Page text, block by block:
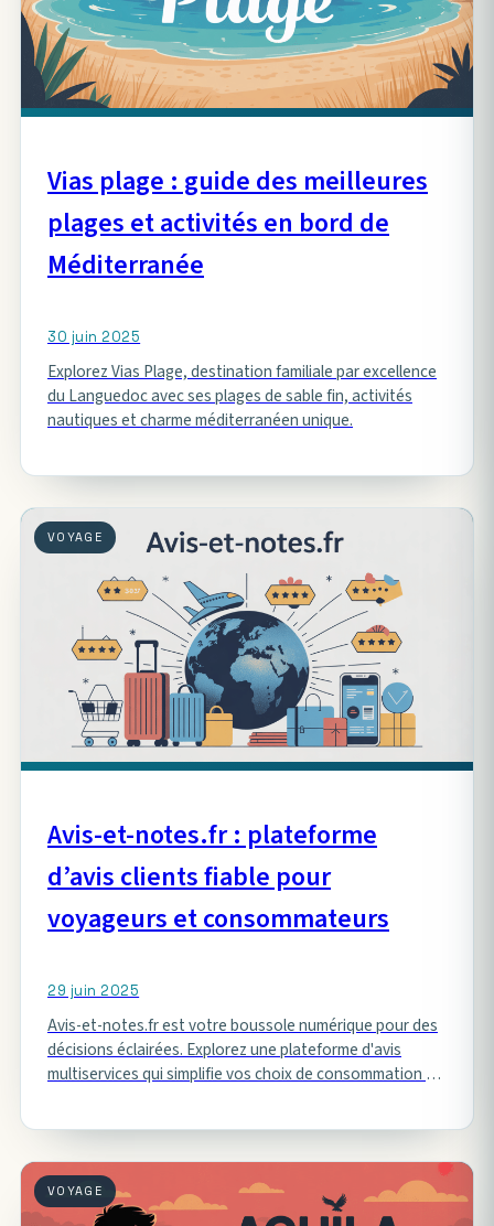
Vias plage : guide des meilleures
plages et activités en bord de
Méditerranée
30 juin 2025
Explorez Vias Plage, destination familiale par excellence
du Languedoc avec ses plages de sable fin, activités
nautiques et charme méditerranéen unique.
VOYAGE
Avis-et-notes.fr : plateforme
d’avis clients fiable pour
voyageurs et consommateurs
29 juin 2025
Avis-et-notes.fr est votre boussole numérique pour des
décisions éclairées. Explorez une plateforme d'avis
multiservices qui simplifie vos choix de consommation et
VOYAGE